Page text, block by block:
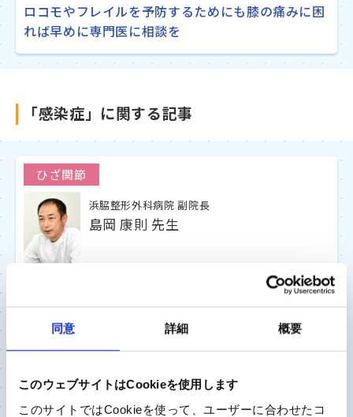
同意 詳細 概要
このウェブサイトはCookieを使用します
このサイトではCookieを使って、ユーザーに合わせたコ
ロコモやフレイルを予防するためにも膝の痛みに困
れば早めに専門医に相談を
「感染症」に関する記事
ひざ関節
浜脇整形外科病院 副院長
島岡 康則 先生
〝当たり前の暮らし〟の喜びを、もう一度
ひざ関節
福岡整形外科病院 理事長
王寺 享弘 先生